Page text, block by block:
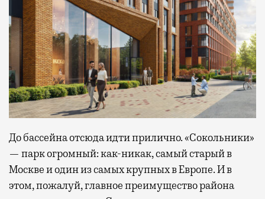
До бассейна отсюда идти прилично. «Сокольники»
— парк огромный: как-никак, самый старый в
Москве и один из самых крупных в Европе. И в
этом, пожалуй, главное преимущество района